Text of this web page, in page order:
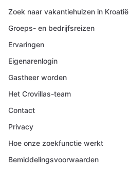
Zoek naar vakantiehuizen in Kroatië
Groeps- en bedrijfsreizen
Ervaringen
Eigenarenlogin
Gastheer worden
Het Crovillas-team
Contact
Privacy
Hoe onze zoekfunctie werkt
Bemiddelingsvoorwaarden